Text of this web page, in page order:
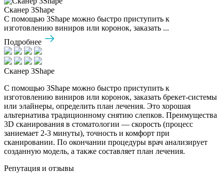
Сканер 3Shape
С помощью 3Shape можно быстро приступить к
изготовлению виниров или коронок, заказать ...
Подробнее
Сканер 3Shape
С помощью 3Shape можно быстро приступить к
изготовлению виниров или коронок, заказать брекет-системы
или элайнеры, определить план лечения. Это хорошая
альтернатива традиционному снятию слепков. Преимущества
3D сканирования в стоматологии — скорость (процесс
заниемает 2-3 минуты), точность и комфорт при
сканировании. По окончании процедуры врач анализирует
созданную модель, а также составляет план лечения.
Репутация и отзывы